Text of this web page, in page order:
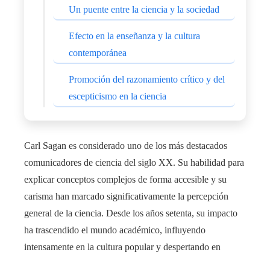
Un puente entre la ciencia y la sociedad
Efecto en la enseñanza y la cultura
contemporánea
Promoción del razonamiento crítico y del
escepticismo en la ciencia
Carl Sagan es considerado uno de los más destacados
comunicadores de ciencia del siglo XX. Su habilidad para
explicar conceptos complejos de forma accesible y su
carisma han marcado significativamente la percepción
general de la ciencia. Desde los años setenta, su impacto
ha trascendido el mundo académico, influyendo
intensamente en la cultura popular y despertando en